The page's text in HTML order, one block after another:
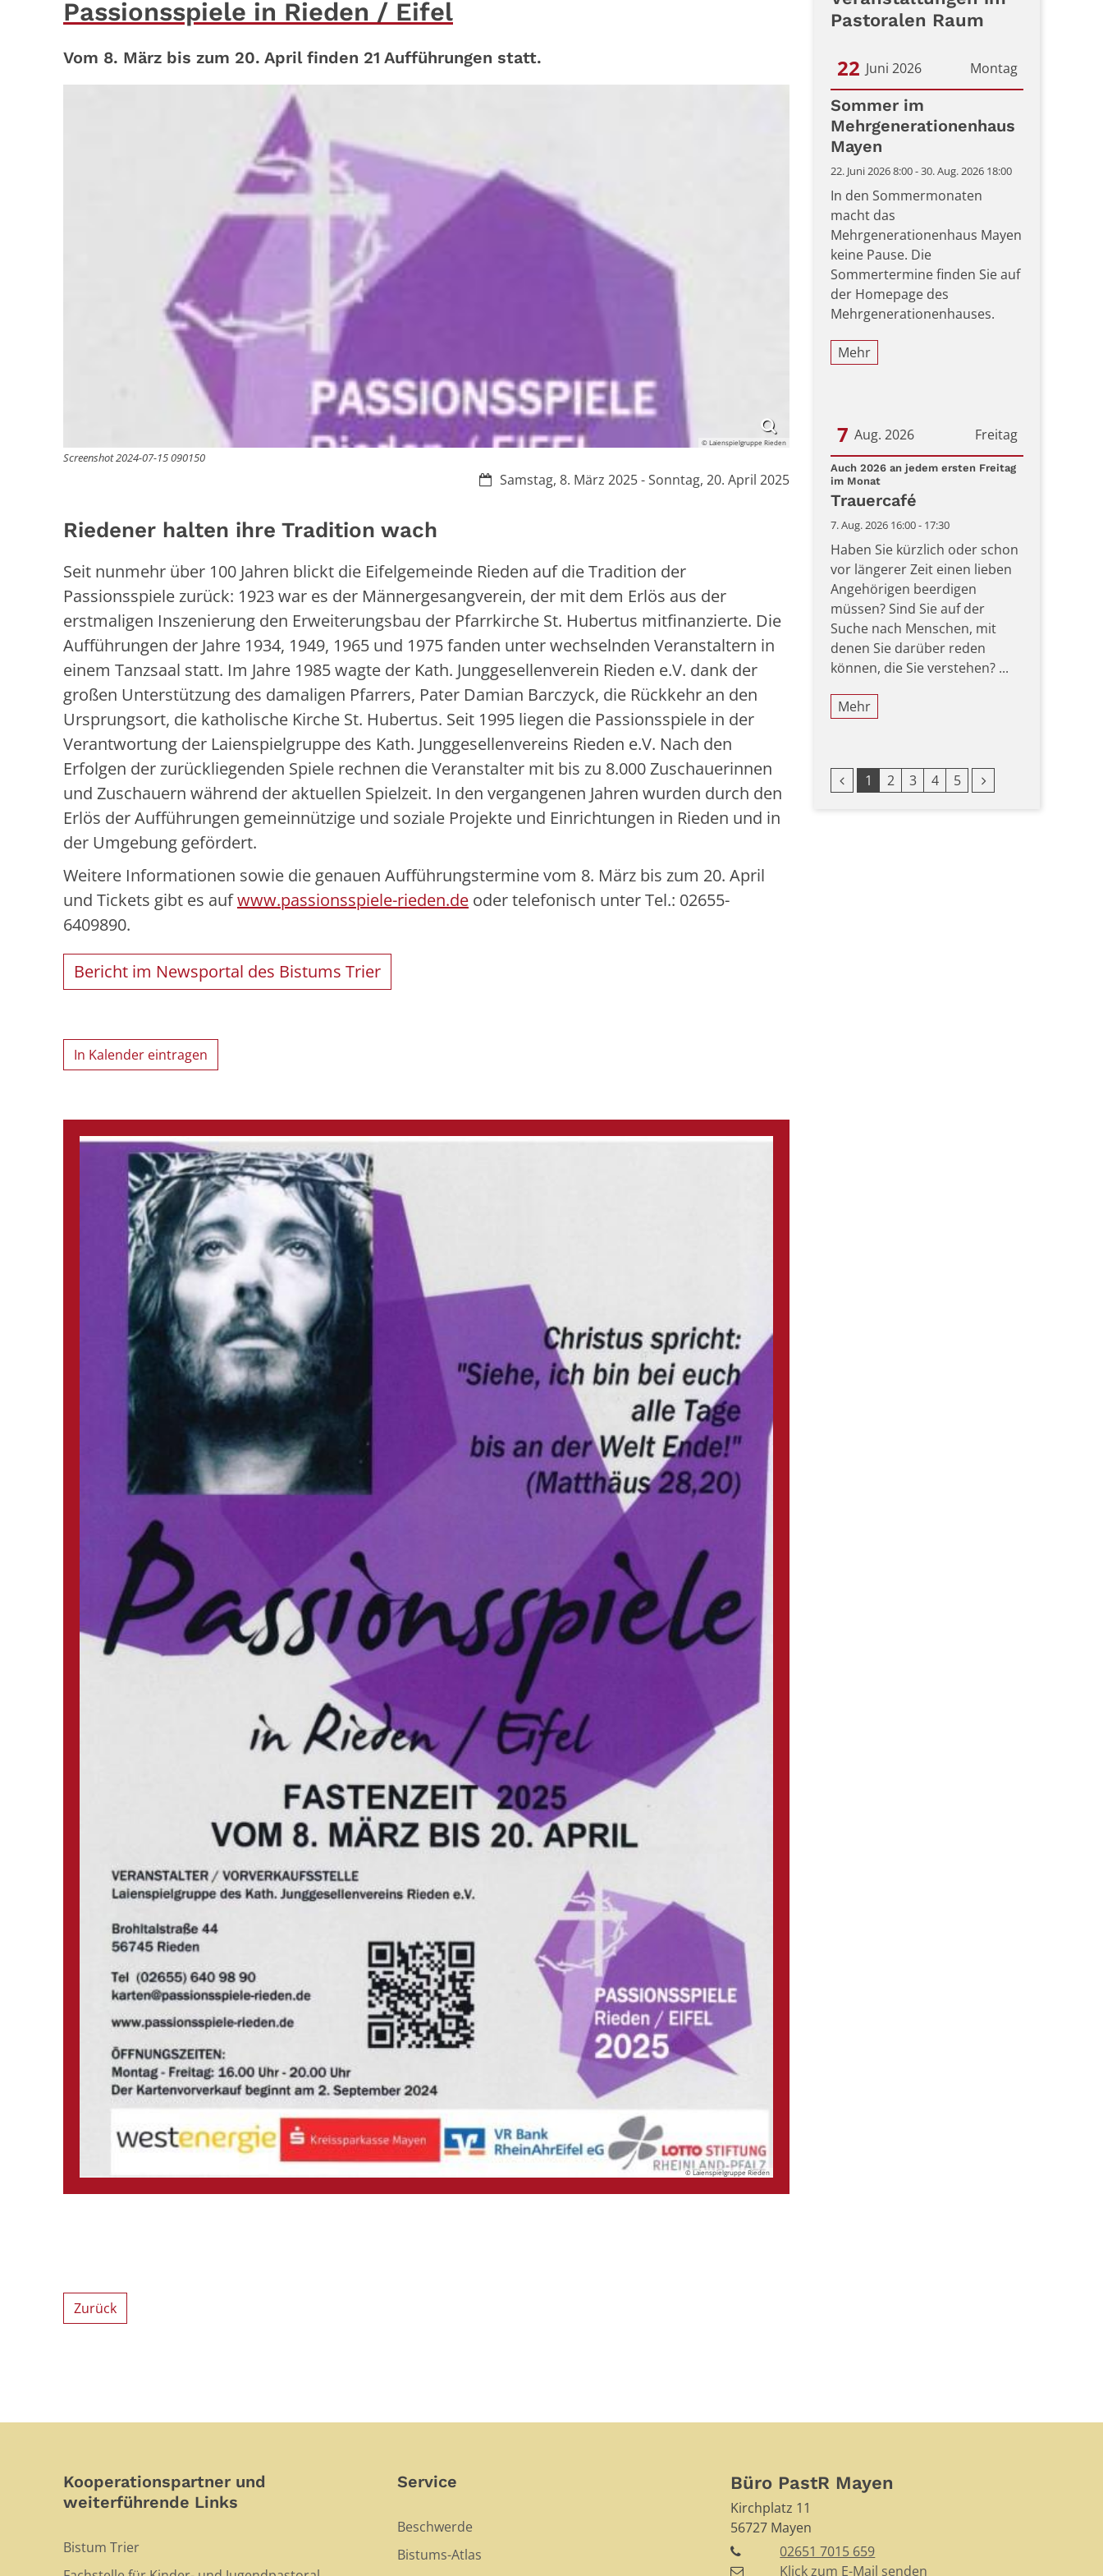
Passionsspiele in Rieden / Eifel
Vom 8. März bis zum 20. April finden 21 Aufführungen statt.
© Laienspielgruppe Rieden
Screenshot 2024-07-15 090150
Datum:
Samstag, 8. März 2025 - Sonntag, 20. April 2025
Riedener halten ihre Tradition wach
Seit nunmehr über 100 Jahren blickt die Eifelgemeinde Rieden auf die Tradition der
Passionsspiele zurück: 1923 war es der Männergesangverein, der mit dem Erlös aus der
erstmaligen Inszenierung den Erweiterungsbau der Pfarrkirche St. Hubertus mitfinanzierte. Die
Aufführungen der Jahre 1934, 1949, 1965 und 1975 fanden unter wechselnden Veranstaltern in
einem Tanzsaal statt. Im Jahre 1985 wagte der Kath. Junggesellenverein Rieden e.V. dank der
großen Unterstützung des damaligen Pfarrers, Pater Damian Barczyck, die Rückkehr an den
Ursprungsort, die katholische Kirche St. Hubertus. Seit 1995 liegen die Passionsspiele in der
Verantwortung der Laienspielgruppe des Kath. Junggesellenvereins Rieden e.V. Nach den
Erfolgen der zurückliegenden Spiele rechnen die Veranstalter mit bis zu 8.000 Zuschauerinnen
und Zuschauern während der aktuellen Spielzeit. In den vergangenen Jahren wurden durch den
Erlös der Aufführungen gemeinnützige und soziale Projekte und Einrichtungen in Rieden und in
der Umgebung gefördert.
Weitere Informationen sowie die genauen Aufführungstermine vom 8. März bis zum 20. April
und Tickets gibt es aufwww.passionsspiele-rieden.de oder telefonisch unter Tel.: 02655-
6409890.
Bericht im Newsportal des Bistums Trier
In Kalender eintragen
© Laienspielgruppe Rieden
Pastoralen Raum
Montag
22 Juni 2026
Datum: 22. Juni 2026
Sommer im
Mehrgenerationenhaus
Mayen
22. Juni 2026 8:00 - 30. Aug. 2026 18:00
In den Sommermonaten
macht das
Mehrgenerationenhaus Mayen
keine Pause. Die
Sommertermine finden Sie auf
der Homepage des
Mehrgenerationenhauses.
Mehr
Freitag
7 Aug. 2026
Datum: 7. August 2026
Auch 2026 an jedem ersten Freitag
im Monat:
Trauercafé
7. Aug. 2026 16:00 - 17:30
Haben Sie kürzlich oder schon
vor längerer Zeit einen lieben
Angehörigen beerdigen
müssen? Sind Sie auf der
Suche nach Menschen, mit
denen Sie darüber reden
können, die Sie verstehen? ...
Mehr
Vorherige Seite
1 2 3 4 5 Nächste Seite
Zurück
Kooperationspartner und
weiterführende Links
Bistum Trier
Service
Beschwerde
Bistums-Atlas
Büro PastR Mayen
Kirchplatz 11
56727 Mayen
02651 7015 659
Klick zum E-Mail senden